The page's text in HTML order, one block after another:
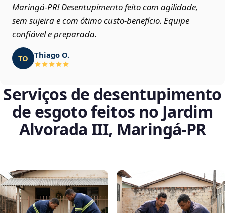
Maringá‑PR! Desentupimento feito com agilidade,
sem sujeira e com ótimo custo-benefício. Equipe
confiável e preparada.
TO Thiago O.
Serviços de desentupimento
de esgoto feitos no Jardim
Alvorada III, Maringá‑PR